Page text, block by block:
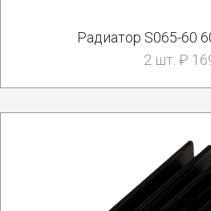
Радиатор S065-60
2 шт. ₽